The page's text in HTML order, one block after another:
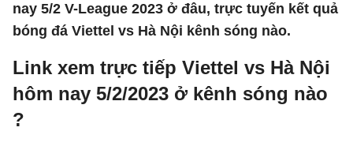
nay 5/2 V-League 2023 ở đâu, trực tuyến kết quả
bóng đá Viettel vs Hà Nội kênh sóng nào.
Link xem trực tiếp Viettel vs Hà Nội
hôm nay 5/2/2023 ở kênh sóng nào
?